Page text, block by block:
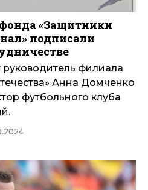
«Защитники
подписали
филиала
Анна Домченко
футбольного клуба